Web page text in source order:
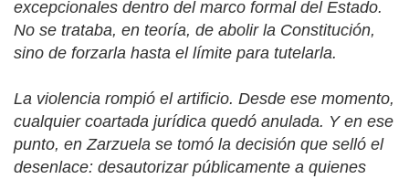
excepcionales dentro del marco formal del Estado.
No se trataba, en teoría, de abolir la Constitución,
sino de forzarla hasta el límite para tutelarla.
La violencia rompió el artificio. Desde ese momento,
cualquier coartada jurídica quedó anulada. Y en ese
punto, en Zarzuela se tomó la decisión que selló el
desenlace: desautorizar públicamente a quienes